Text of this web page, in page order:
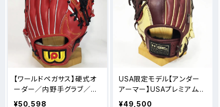
【ワールドペガサス】硬式オ
ーダー／内野手グラブ／84
1型
¥50,598
USA限定モデル【アンダー
アーマー】USAプレミアムプ
ロシリーズ／オールラウンド
¥49,500